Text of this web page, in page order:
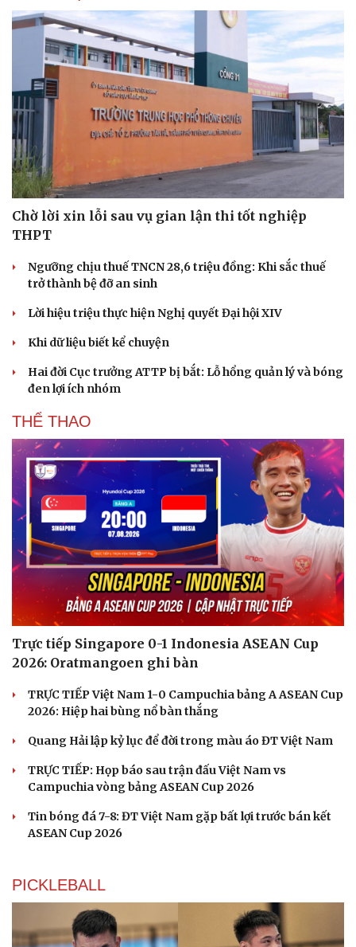
Tư vấn
Săn Tour
check-in
Câu chuyện thời sự
Đọc truyện đêm khuya
Cửa sổ tình yêu
Kể chuyện cho bé
Chờ lời xin lỗi sau vụ gian lận thi tốt nghiệp
THPT
Ngưỡng chịu thuế TNCN 28,6 triệu đồng: Khi sắc thuế
trở thành bệ đỡ an sinh
Lời hiệu triệu thực hiện Nghị quyết Đại hội XIV
Khi dữ liệu biết kể chuyện
Hai đời Cục trưởng ATTP bị bắt: Lỗ hổng quản lý và bóng
đen lợi ích nhóm
THỂ THAO
Trực tiếp Singapore 0-1 Indonesia ASEAN Cup
2026: Oratmangoen ghi bàn
TRỰC TIẾP Việt Nam 1-0 Campuchia bảng A ASEAN Cup
2026: Hiệp hai bùng nổ bàn thắng
Quang Hải lập kỷ lục để đời trong màu áo ĐT Việt Nam
TRỰC TIẾP: Họp báo sau trận đấu Việt Nam vs
Campuchia vòng bảng ASEAN Cup 2026
Tin bóng đá 7-8: ĐT Việt Nam gặp bất lợi trước bán kết
ASEAN Cup 2026
PICKLEBALL